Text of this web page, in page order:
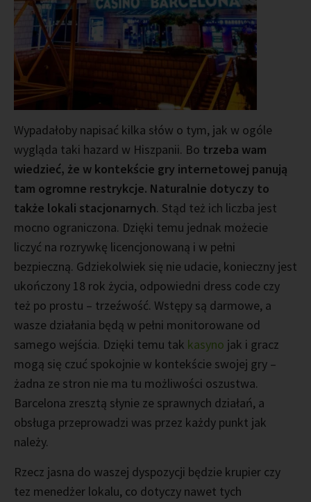
Wypadałoby napisać kilka słów o tym, jak w ogóle
wygląda taki hazard w Hiszpanii. Bo trzeba wam
wiedzieć, że w kontekście gry internetowej panują
tam ogromne restrykcje. Naturalnie dotyczy to
także lokali stacjonarnych. Stąd też ich liczba jest
mocno ograniczona. Dzięki temu jednak możecie
liczyć na rozrywkę licencjonowaną i w pełni
bezpieczną. Gdziekolwiek się nie udacie, konieczny jest
ukończony 18 rok życia, odpowiedni dress code czy
też po prostu – trzeźwość. Wstępy są darmowe, a
wasze działania będą w pełni monitorowane od
samego wejścia. Dzięki temu tak kasyno jak i gracz
mogą się czuć spokojnie w kontekście swojej gry –
żadna ze stron nie ma tu możliwości oszustwa.
Barcelona zresztą słynie ze sprawnych działań, a
obsługa przeprowadzi was przez każdy punkt jak
należy.
Rzecz jasna do waszej dyspozycji będzie krupier czy
tez menedżer lokalu, co dotyczy nawet tych